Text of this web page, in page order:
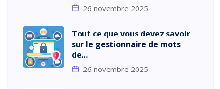
26 novembre 2025
Tout ce que vous devez savoir
sur le gestionnaire de mots
de…
26 novembre 2025